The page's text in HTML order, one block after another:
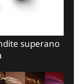
superano